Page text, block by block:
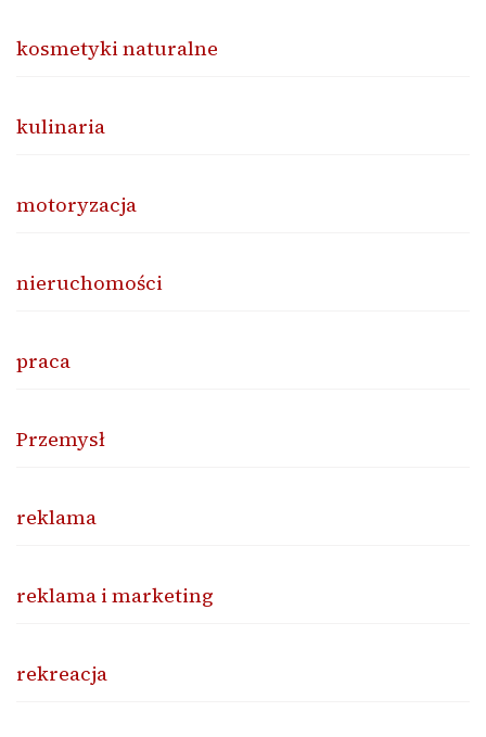
kosmetyki naturalne
kulinaria
motoryzacja
nieruchomości
praca
Przemysł
reklama
reklama i marketing
rekreacja